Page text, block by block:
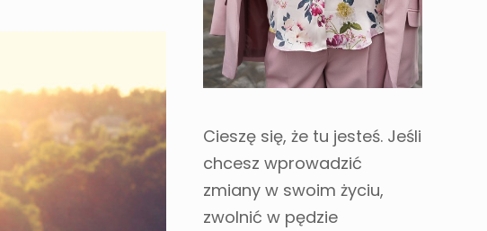
Cieszę się, że tu jesteś. Jeśli
chcesz wprowadzić
zmiany w swoim życiu,
zwolnić w pędzie